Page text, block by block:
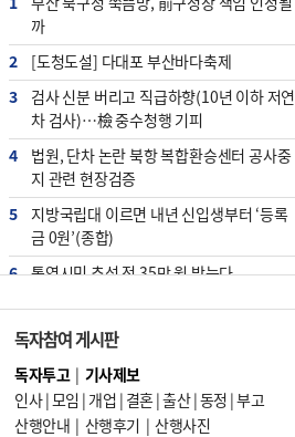
까
2
[도청도설] 다대포 부산바다축제
3
검사 신분 버리고 직급하향(10년 이하 저연
차 검사)…檢 중수청행 기피
4
법원, 단차 논란 북항 복합환승센터 공사중
지 관련 현장검증
5
지방국립대 이르면 내년 신입생부터 ‘등록
금 0원’(종합)
6
통영시민 추석 전 35만 원 받는다
7
부산 철강공장 50대 노동자 추락사
8
국힘 부산시당, ‘정이한 조력’ 시의원 윤리
위에…‘한동훈 지지’도 신고접수
9
지역 상권도 말라죽을 판이라…가뭄 속 밀
양물축제 강행 논란
독자참여 게시판
독자투고| 기사제보
인사|모임 | 개업 | 결혼|출산|동정 |부고
산행안내 | 산행후기 | 산행사진